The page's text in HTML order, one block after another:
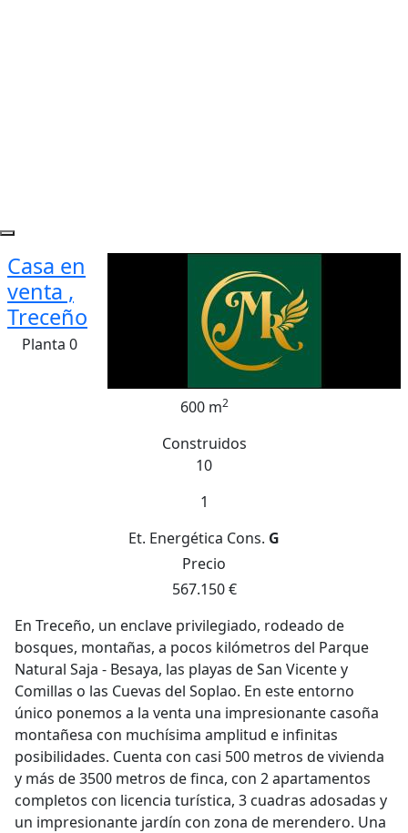
Casa en
venta ,
Treceño
Planta 0
600 m2
Construidos
10
1
Et. Energética Cons. G
Precio
567.150 €
En Treceño, un enclave privilegiado, rodeado de
bosques, montañas, a pocos kilómetros del Parque
Natural Saja - Besaya, las playas de San Vicente y
Comillas o las Cuevas del Soplao. En este entorno
único ponemos a la venta una impresionante casoña
montañesa con muchísima amplitud e infinitas
posibilidades. Cuenta con casi 500 metros de vivienda
y más de 3500 metros de finca, con 2 apartamentos
completos con licencia turística, 3 cuadras adosadas y
un impresionante jardín con zona de merendero. Una